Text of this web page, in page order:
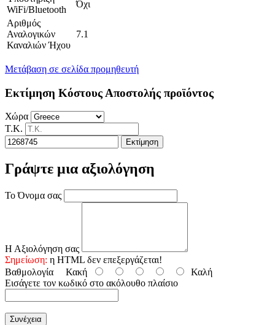
WiFi/Bluetooth
Όχι
Αριθμός
Αναλογικών
Καναλιών Ήχου
7.1
Μετάβαση σε σελίδα προμηθευτή
Εκτίμηση Κόστους Αποστολής προϊόντος
Χώρα
Τ.Κ.
Εκτίμηση
Γράψτε μια αξιολόγηση
Το Όνομα σας
Η Αξιολόγηση σας
Σημείωση: η HTML δεν επεξεργάζεται!
Βαθμολογία Κακή
Καλή
Εισάγετε τον κωδικό στο ακόλουθο πλαίσιο
Συνέχεια